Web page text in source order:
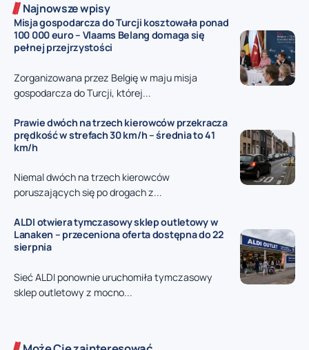
Najnowsze wpisy
Misja gospodarcza do Turcji kosztowała ponad
100 000 euro – Vlaams Belang domaga się
pełnej przejrzystości
Zorganizowana przez Belgię w maju misja
gospodarcza do Turcji, której...
Prawie dwóch na trzech kierowców przekracza
prędkość w strefach 30 km/h – średnia to 41
km/h
Niemal dwóch na trzech kierowców
poruszających się po drogach z...
ALDI otwiera tymczasowy sklep outletowy w
Lanaken – przeceniona oferta dostępna do 22
sierpnia
Sieć ALDI ponownie uruchomiła tymczasowy
sklep outletowy z mocno...